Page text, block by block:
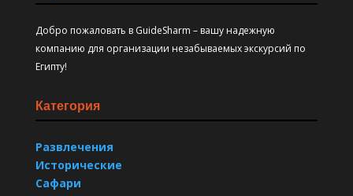
Добро пожаловать в GuideSharm – вашу надежную
компанию для организации незабываемых экскурсий по
Египту!
Категория
Развлечения
Исторические
Сафари